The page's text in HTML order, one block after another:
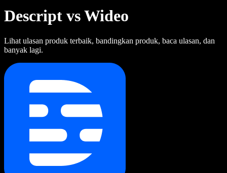
Descript vs Wideo
Lihat ulasan produk terbaik, bandingkan produk, baca ulasan, dan
banyak lagi.